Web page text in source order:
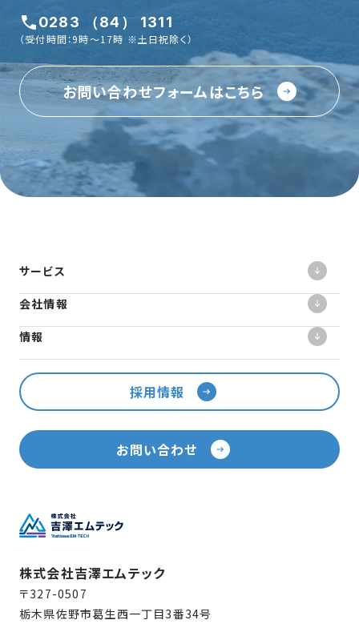
0283 （84） 1311
（受付時間：9時〜17時 ※土日祝除く）
お問い合わせフォームはこちら
株式会社吉澤エムテック
〒327-0507
栃木県佐野市葛生西一丁目3番34号
サービス
会社情報
情報
採用情報
お問い合わせ